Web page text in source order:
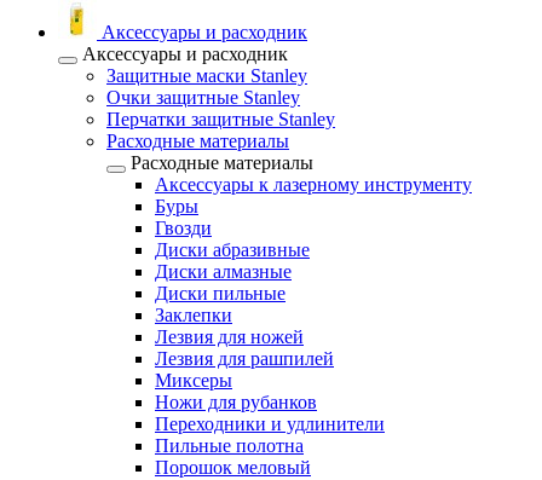
Аксессуары и расходник
Аксессуары и расходник
Защитные маски Stanley
Очки защитные Stanley
Перчатки защитные Stanley
Расходные материалы
Расходные материалы
Аксессуары к лазерному инструменту
Буры
Гвозди
Диски абразивные
Диски алмазные
Диски пильные
Заклепки
Лезвия для ножей
Лезвия для рашпилей
Миксеры
Ножи для рубанков
Переходники и удлинители
Пильные полотна
Порошок меловый